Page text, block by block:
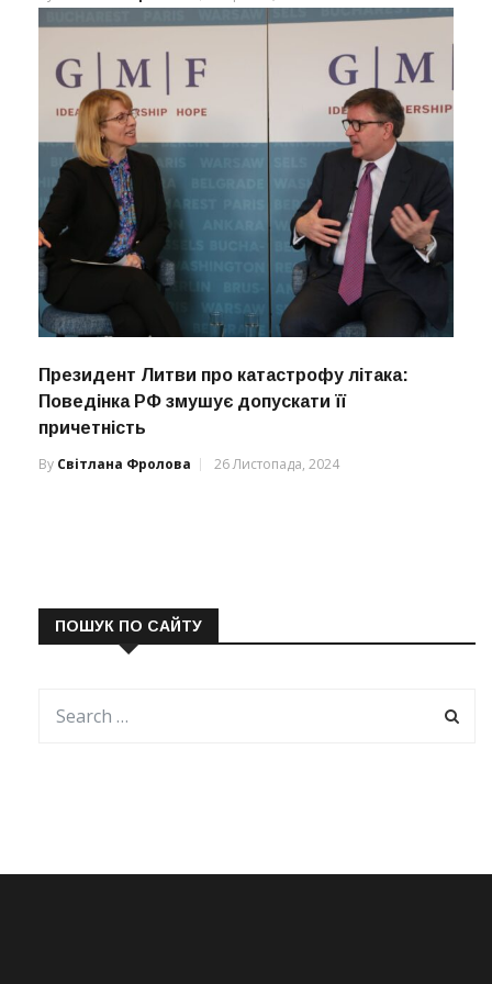
Президент Литви про катастрофу літака:
Поведінка РФ змушує допускати її
причетність
By Світлана Фролова 26 Листопада, 2024
ПОШУК ПО САЙТУ